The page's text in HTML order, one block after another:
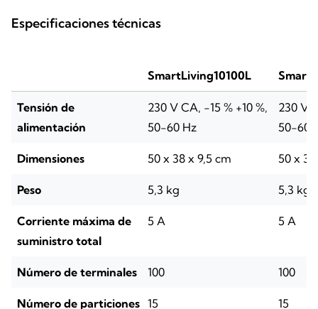
Especificaciones técnicas
SmartLiving10100L
Tensión de
alimentación
230 V CA, -15 % +10 %,
50-60 Hz
230 V
50-60
Dimensiones 50 x 38 x 9,5 cm 50 x
Peso 5,3 kg 5,3 kg
Corriente máxima de
suministro total
5 A 5 A
Número de terminales 100 100
Número de particiones 15 15